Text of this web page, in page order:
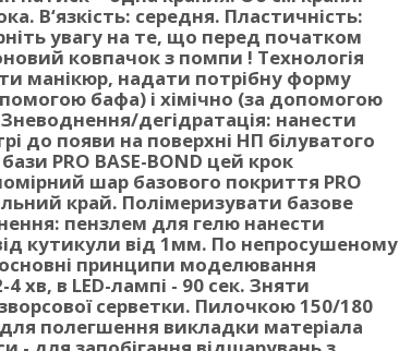
В‘язкість: середня. Пластичність:
увагу на те, що перед початком
ковпачок з помпи ! Технологія
манікюр, надати потрібну форму
бафа) і хімічно (за допомогою
дегідратація: нанести
до появи на поверхні НП білуватого
PRO BASE-BOND цей крок
шар базового покриття PRO
край. Полімеризувати базове
: пензлем для гелю нанести
кутикули від 1мм. По непросушеному
принципи моделювання
хв, в LED-лампі - 90 сек. Зняти
серветки. Пилочкою 150/180
полегшення викладки матеріала